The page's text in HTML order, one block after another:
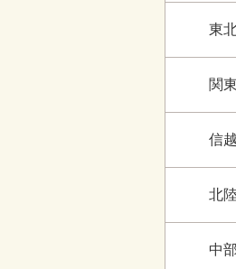
東
関東
信越
北陸
中部